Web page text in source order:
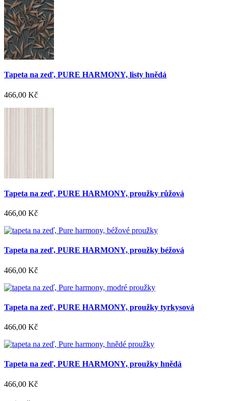
Tapeta na zeď, PURE HARMONY, listy hnědá
466,00 Kč
Tapeta na zeď, PURE HARMONY, proužky růžová
466,00 Kč
Tapeta na zeď, PURE HARMONY, proužky béžová
466,00 Kč
Tapeta na zeď, PURE HARMONY, proužky tyrkysová
466,00 Kč
Tapeta na zeď, PURE HARMONY, proužky hnědá
466,00 Kč